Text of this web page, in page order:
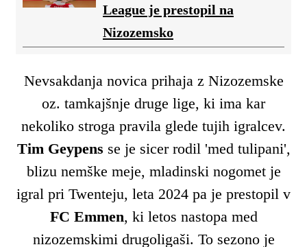
League je prestopil na
Nizozemsko
Nevsakdanja novica prihaja z Nizozemske
oz. tamkajšnje druge lige, ki ima kar
nekoliko stroga pravila glede tujih igralcev.
Tim Geypens se je sicer rodil 'med tulipani',
blizu nemške meje, mladinski nogomet je
igral pri Twenteju, leta 2024 pa je prestopil v
FC Emmen, ki letos nastopa med
nizozemskimi drugoligaši. To sezono je